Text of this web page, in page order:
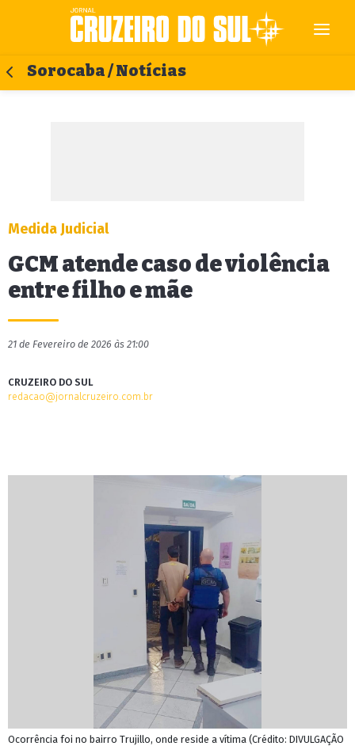
Sorocaba / Notícias
Medida Judicial
GCM atende caso de violência
entre filho e mãe
21 de Fevereiro de 2026 às 21:00
CRUZEIRO DO SUL
redacao@jornalcruzeiro.com.br
Ocorrência foi no bairro Trujillo, onde reside a vítima (Crédito: DIVULGAÇÃO